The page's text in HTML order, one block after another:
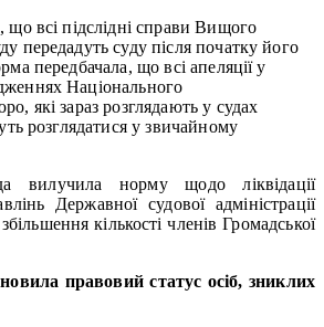
всі підслідні справи Вищого
передадуть суду після початку його
передбачала, що всі апеляції у
Національного
які зараз розглядають у судах
розглядатися у звичайному
вилучила норму щодо ліквідації
Державної судової адміністрації
кількості членів Громадської
правовий статус осіб, зниклих